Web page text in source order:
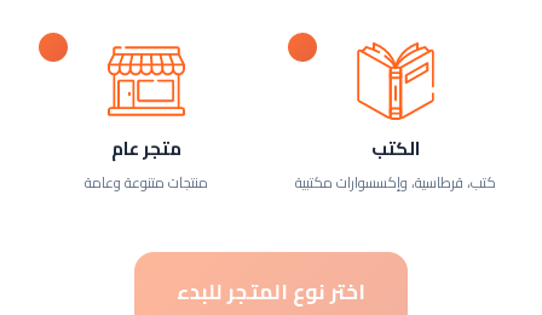
الكتب
كتب، قرطاسية، وإكسسوارات مكتبية
متجر عام
منتجات متنوعة وعامة
اختر نوع المتجر للبدء